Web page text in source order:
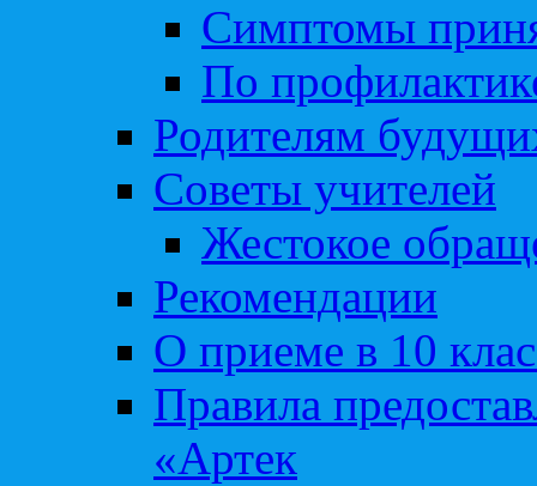
Симптомы
По
Родителям
Советы учителей
Жестокое
Рекомендации
О приеме в 10
Правила
«Артек